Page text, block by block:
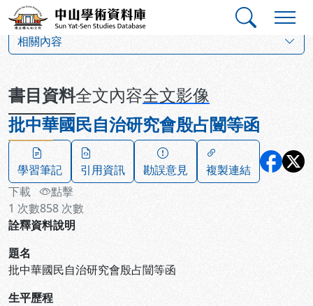
跳到主要內容
中山學術資料庫
相關內容
書目資料全文內容全文影像
批中華國民自治研究會殷占闓等函
學習筆記 引用資訊 勘誤意見
複製連結
下載
1 次數
點擊
858 次數
詮釋資料說明
題名
批中華國民自治研究會殷占闓等函
生平歷程